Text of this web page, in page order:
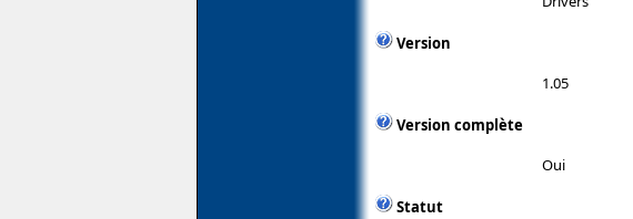
Version
1.05
Version complète
Oui
Statut